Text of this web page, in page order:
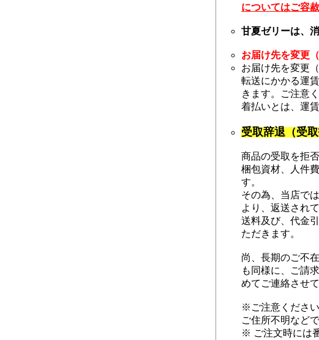
についてはご容
甘夏ゼリーは、
お届け先を変更
お届け先を変更
転送にかかる運
きます。ご注意
着払いとは、運
受取辞退（受
商品の受取を拒
梱包資材、人件
す。
その為、当店で
より、返送され
送料及び、代金
ただきます。
尚、長期のご不
も同様に、ご請
めてご連絡させ
※ご注意ください
ご住所不明など
※ ご注文時には